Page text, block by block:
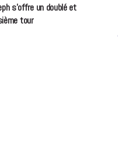
s’offre un doublé et
tour